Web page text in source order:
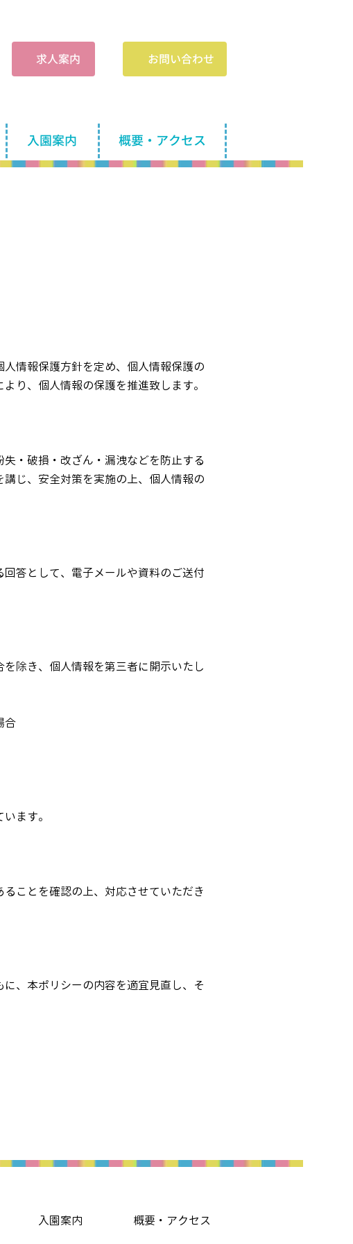
​求人案内 お問い合わせ
入園案内 概要・アクセス
情報保護方針を定め、個人情報保護の
り、個人情報の保護を推進致します。
・破損・改ざん・漏洩などを防止する
じ、安全対策を実施の上、個人情報の
答として、電子メールや資料のご送付
除き、個人情報を第三者に開示いたし
合
ます。
ことを確認の上、対応させていただき
、本ポリシーの内容を適宜見直し、そ
入園案内 概要・アクセス